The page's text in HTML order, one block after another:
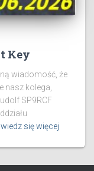
Key
wiadomość, że
nasz kolega,
SP9RCF
się więcej